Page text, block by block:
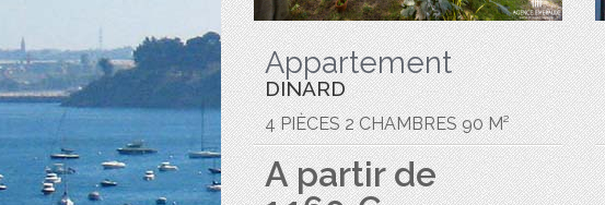
Appartement
DINARD
4 PIÈCES 2 CHAMBRES 90 M²
A partir de